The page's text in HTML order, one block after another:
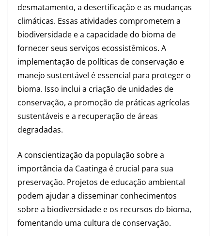
desmatamento, a desertificação e as mudanças
climáticas. Essas atividades comprometem a
biodiversidade e a capacidade do bioma de
fornecer seus serviços ecossistêmicos. A
implementação de políticas de conservação e
manejo sustentável é essencial para proteger o
bioma. Isso inclui a criação de unidades de
conservação, a promoção de práticas agrícolas
sustentáveis e a recuperação de áreas
degradadas.
A conscientização da população sobre a
importância da Caatinga é crucial para sua
preservação. Projetos de educação ambiental
podem ajudar a disseminar conhecimentos
sobre a biodiversidade e os recursos do bioma,
fomentando uma cultura de conservação.